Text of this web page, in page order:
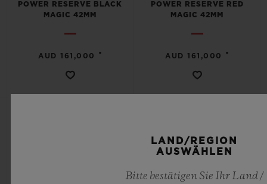
POWER RESERVE BLACK
MAGIC 42MM
AUD 161,000 •
POWER RESERVE RED
MAGIC 42MM
AUD 161,000 •
LAND/REGION
AUSWÄHLEN
Bitte bestätigen Sie Ihr Land /